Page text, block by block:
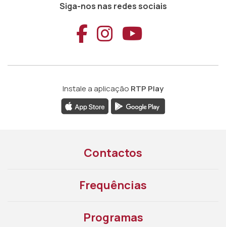
Siga-nos nas redes sociais
Aceder ao
Aceder ao
Aceder
Instale a aplicação RTP Play
Contactos
Frequências
Programas